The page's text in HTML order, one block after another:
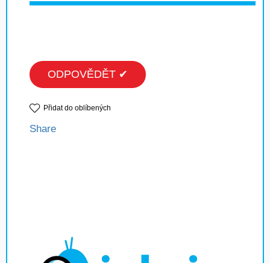
ODPOVĚDĚT ✔
Přidat do oblíbených
Share